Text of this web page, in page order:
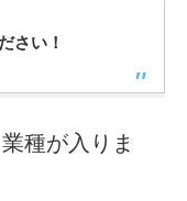
さい！
種が入りま